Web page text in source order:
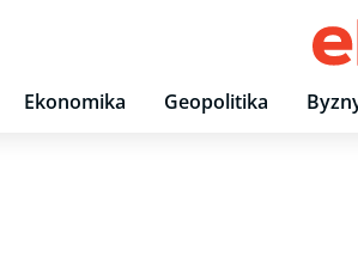
Ekonomika Geopolitika